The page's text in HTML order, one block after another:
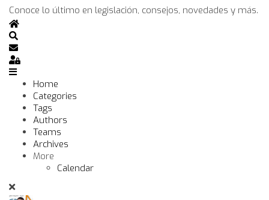
Conoce lo último en legislación, consejos, novedades y más.
Home
Search
Subscribe to blog
Sign In
Home
Categories
Tags
Authors
Teams
Archives
More
Calendar